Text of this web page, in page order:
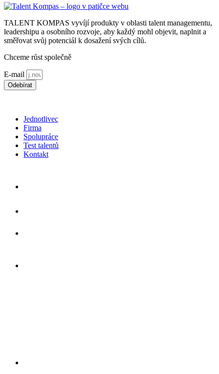
TALENT KOMPAS vyvíjí produkty v oblasti talent managementu,
leadershipu a osobního rozvoje, aby každý mohl objevit, naplnit a
směřovat svůj potenciál k dosažení svých cílů.
Chceme růst společně
E-mail
Odebírat
Jednotlivec
Firma
Spolupráce
Test talentů
Kontakt